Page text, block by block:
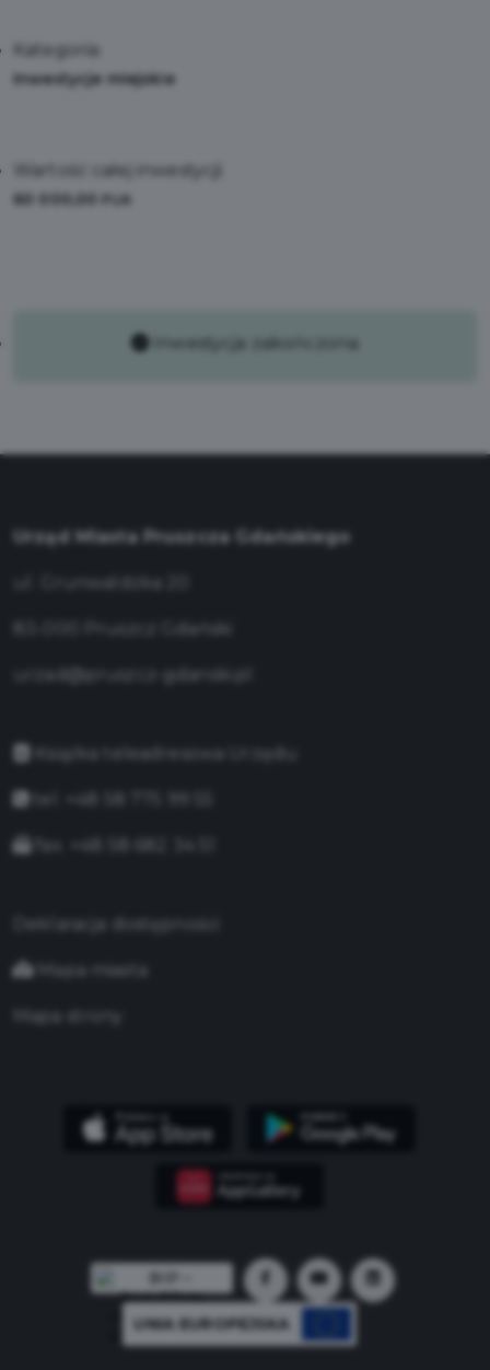
Kategoria:
Inwestycje miejskie
Wartość całej inwestycji:
60 000,00
Inwestycja zakończona
Urząd Miasta Pruszcza Gdańskiego
urzad@pruszcz-gdanski.pl
Książka teleadresowa Urzędu
Deklaracja dostępności
Mapa miasta
Mapa strony
UNIA EUROPEJSKA